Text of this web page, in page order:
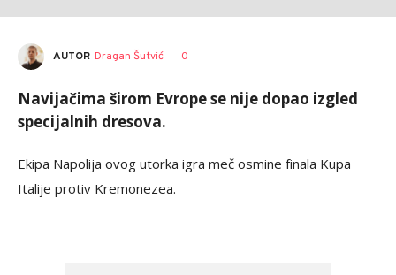
AUTOR Dragan Šutvić 0
Navijačima širom Evrope se nije dopao izgled
specijalnih dresova.
Ekipa Napolija ovog utorka igra meč osmine finala Kupa
Italije protiv Kremonezea.